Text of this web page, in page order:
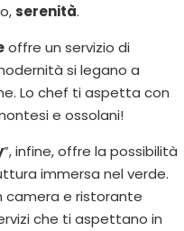
serenità.
offre un servizio di
si legano a
Lo chef ti aspetta con
e ossolani!
”, infine, offre la possibilità
immersa nel verde.
camera e ristorante
che ti aspettano in